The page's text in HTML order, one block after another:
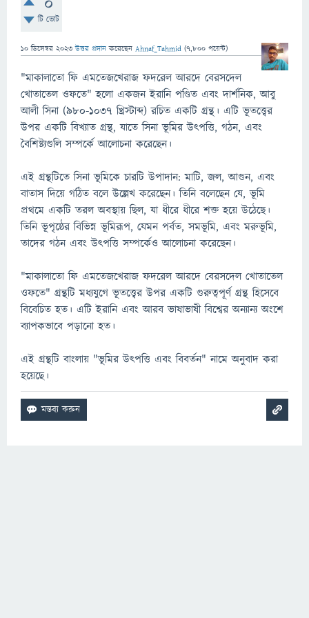
টি ভোট
10 ডিসেম্বর 2023 উত্তর প্রদান করেছেন Ahnaf_Tahmid (7,800 পয়েন্ট)
"মাকালাতো ফি এমতেজখেরাজ ফদরেল আরদে বেরসদেল
খোতাতেল ওফতে" হলো একজন ইরানি পণ্ডিত এবং দার্শনিক, আবু
আলী সিনা (৯৮০-১০৩৭ খ্রিস্টাব্দ) রচিত একটি গ্রন্থ। এটি ভূতত্ত্বের
উপর একটি বিখ্যাত গ্রন্থ, যাতে সিনা ভূমির উৎপত্তি, গঠন, এবং
বৈশিষ্ট্যগুলি সম্পর্কে আলোচনা করেছেন।
এই গ্রন্থটিতে সিনা ভূমিকে চারটি উপাদান: মাটি, জল, আগুন, এবং
বাতাস দিয়ে গঠিত বলে উল্লেখ করেছেন। তিনি বলেছেন যে, ভূমি
প্রথমে একটি তরল অবস্থায় ছিল, যা ধীরে ধীরে শক্ত হয়ে উঠেছে।
তিনি ভূপৃষ্ঠের বিভিন্ন ভূমিরূপ, যেমন পর্বত, সমভূমি, এবং মরুভূমি,
তাদের গঠন এবং উৎপত্তি সম্পর্কেও আলোচনা করেছেন।
"মাকালাতো ফি এমতেজখেরাজ ফদরেল আরদে বেরসদেল খোতাতেল
ওফতে" গ্রন্থটি মধ্যযুগে ভূতত্ত্বের উপর একটি গুরুত্বপূর্ণ গ্রন্থ হিসেবে
বিবেচিত হত। এটি ইরানি এবং আরব ভাষাভাষী বিশ্বের অন্যান্য অংশে
ব্যাপকভাবে পড়ানো হত।
এই গ্রন্থটি বাংলায় "ভূমির উৎপত্তি এবং বিবর্তন" নামে অনুবাদ করা
হয়েছে।